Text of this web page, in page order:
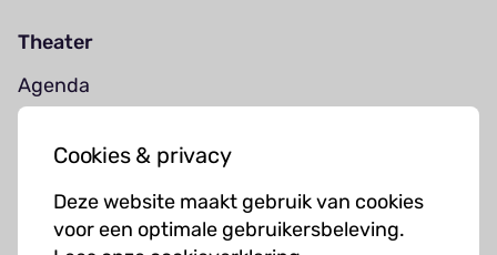
Cookies & privacy
Deze website maakt gebruik van cookies
voor een optimale gebruikersbeleving.
Theater
Agenda
Muziekcursussen